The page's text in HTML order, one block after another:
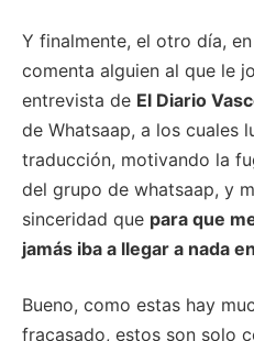
Y finalmente, el otro día,
comenta alguien al que le
entrevista de El Diario
de Whatsaap, a los cuales
traducción, motivando la
del grupo de whatsaap, y
sinceridad que para que
jamás iba a llegar a nada
Bueno, como estas hay
fracasado, estos son solo